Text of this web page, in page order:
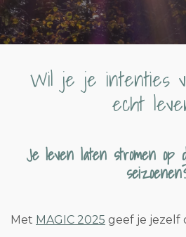
Wil je je intenties
echt
Je leven laten stromen op
Met MAGIC 2025 geef je jezelf